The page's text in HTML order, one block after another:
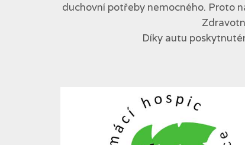
duchovní potřeby nemocného. Proto
Díky autu